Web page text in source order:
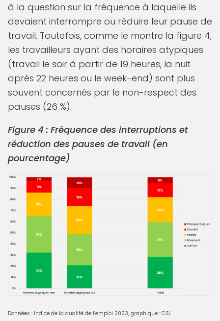
à la question sur la fréquence à laquelle ils
devaient interrompre ou réduire leur pause de
travail. Toutefois, comme le montre la figure 4,
les travailleurs ayant des horaires atypiques
(travail le soir à partir de 19 heures, la nuit
après 22 heures ou le week-end) sont plus
souvent concernés par le non-respect des
pauses (26 %).
Figure 4 : Fréquence des interruptions et
réduction des pauses de travail (en
pourcentage)
Données : Indice de la qualité de l’emploi 2023, graphique : CSL